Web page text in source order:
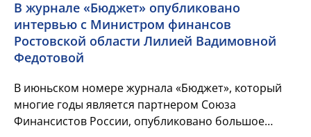
В журнале «Бюджет» опубликовано
интервью с Министром финансов
Ростовской области Лилией Вадимовной
Федотовой
В июньском номере журнала «Бюджет», который
многие годы является партнером Союза
Финансистов России, опубликовано большое